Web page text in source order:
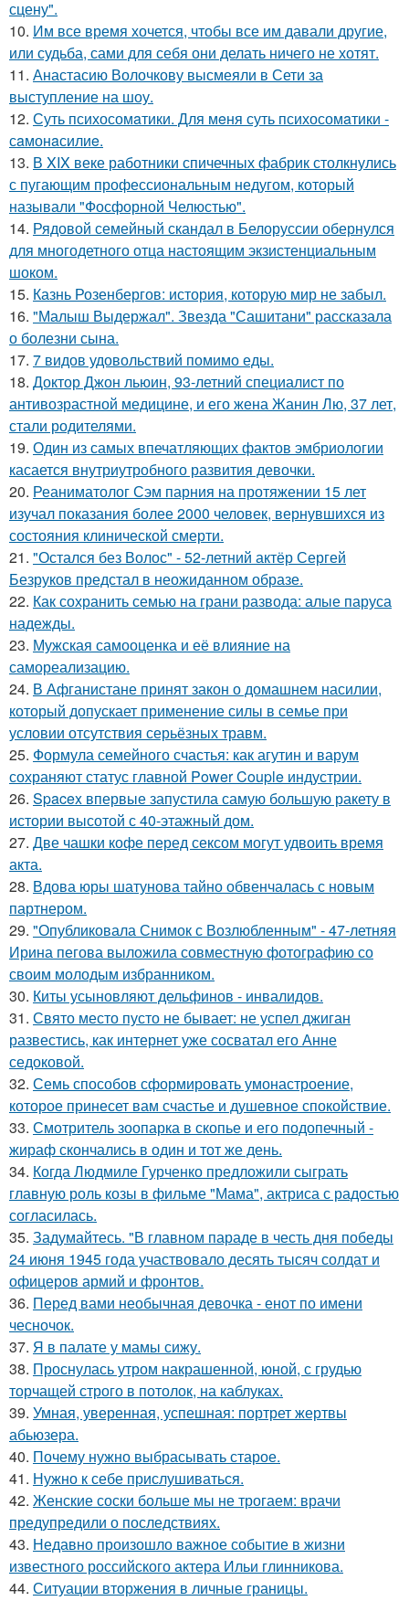
сцену".
10. Им все время хочется, чтобы все им давали другие,
или судьба, сами для себя они делать ничего не хотят.
11. Анастасию Волочкову высмеяли в Сети за
выступление на шоу.
12. Суть психосомaтики. Для мeня суть психосомaтики -
сaмонaсилиe.
13. В XIX веке работники спичечных фабрик столкнулись
с пугающим профессиональным недугом, который
называли "Фосфорной Челюстью".
14. Рядовой семейный скандал в Белоруссии обернулся
для многодетного отца настоящим экзистенциальным
шоком.
15. Казнь Розенбергов: история, которую мир не забыл.
16. "Малыш Выдержал". Звезда "Сашитани" рассказала
о болезни сына.
17. 7 видов удовольствий помимо еды.
18. Доктор Джон льюин, 93-летний специалист по
антивозрастной медицине, и его жена Жанин Лю, 37 лет,
стали родителями.
19. Один из самых впечатляющих фактов эмбриологии
касается внутриутробного развития девочки.
20. Реаниматолог Сэм парния на протяжении 15 лет
изучал показания более 2000 человек, вернувшихся из
состояния клинической смерти.
21. "Остался без Волос" - 52-летний актёр Сергей
Безруков предстал в неожиданном образе.
22. Как сохранить семью на грани развода: алые паруса
надежды.
23. Мужская самооценка и её влияние на
самореализацию.
24. В Афганистане принят закон о домашнем насилии,
который допускает применение силы в семье при
условии отсутствия серьёзных травм.
25. Формула семейного счастья: как агутин и варум
сохраняют статус главной Power Couple индустрии.
26. Spacex впервые запустила самую большую ракету в
истории высотой с 40-этажный дом.
27. Две чашки кофе перед сексом могут удвоить время
акта.
28. Вдова юры шатунова тайно обвенчалась с новым
партнером.
29. "Опубликовала Снимок с Возлюбленным" - 47-летняя
Ирина пегова выложила совместную фотографию со
своим молодым избранником.
30. Киты усыновляют дельфинов - инвалидов.
31. Свято место пусто не бывает: не успел джиган
развестись, как интернет уже сосватал его Анне
седоковой.
32. Семь способов сформировать умонастроение,
которое принесет вам счастье и душевное спокойствие.
33. Смотритель зоопарка в скопье и его подопечный -
жираф скончались в один и тот же день.
34. Когда Людмиле Гурченко предложили сыграть
главную роль козы в фильме "Мама", актриса с радостью
согласилась.
35. Задумайтесь. "В главном параде в честь дня победы
24 июня 1945 года участвовало десять тысяч солдат и
офицеров армий и фронтов.
36. Перед вами необычная девочка - енот по имени
чесночок.
37. Я в палате у мамы сижу.
38. Проснулась утром накрашенной, юной, с грудью
торчащей строго в потолок, на каблуках.
39. Умная, уверенная, успешная: портрет жертвы
абьюзера.
40. Почему нужно выбрасывать старое.
41. Нужно к себе прислушиваться.
42. Женские соски больше мы не трогаем: врачи
предупредили о последствиях.
43. Недавно произошло важное событие в жизни
известного российского актера Ильи глинникова.
44. Ситуации вторжения в личные границы.